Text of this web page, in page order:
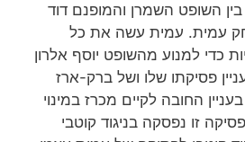
השופט השמרן והמופנם דוד
עמית. עמית עשה את כל
כדי למנוע מהשופט יוסף אלרון
פסיקתו שלו ושל ברק-ארז
החובה לקיים מכרז במינוי
זו נפסקה בניגוד קוטבי